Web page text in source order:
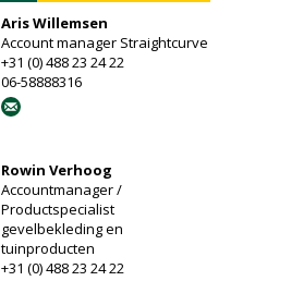
Aris Willemsen
Account manager Straightcurve
+31 (0) 488 23 24 22
06-58888316
Rowin Verhoog
Accountmanager /
Productspecialist
gevelbekleding en
tuinproducten
+31 (0) 488 23 24 22